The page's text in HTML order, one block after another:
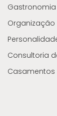
Organização
Consultoria
Casamentos